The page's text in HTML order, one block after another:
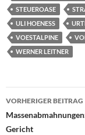
STEUEROASE
ULI HOENESS
VOESTALPINE
WERNER LEITNER
VORHERIGER BEITRAG
Gericht